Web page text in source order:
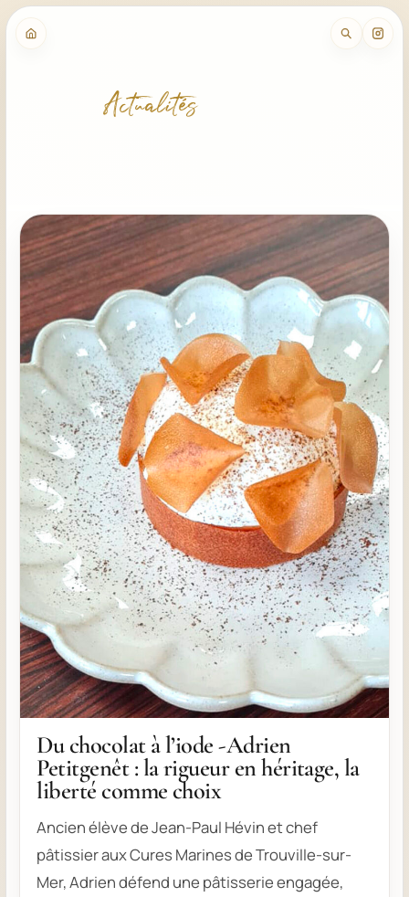
Actualités
Du chocolat à l’iode -Adrien
Petitgenêt : la rigueur en héritage, la
liberté comme choix
Ancien élève de Jean-Paul Hévin et chef
pâtissier aux Cures Marines de Trouville-sur-
Mer, Adrien défend une pâtisserie engagée,